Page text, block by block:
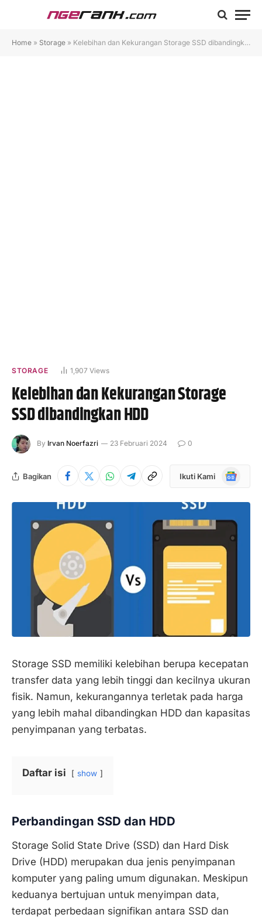
Home » Storage » Kelebihan dan Kekurangan Storage SSD dibandingkan HDD
STORAGE 1,907Views
Kelebihan dan Kekurangan Storage
SSD dibandingkan HDD
By Irvan Noerfazri 23 Februari 2024 0
Bagikan Ikuti Kami
Google
Storage SSD memiliki kelebihan berupa kecepatan
transfer data yang lebih tinggi dan kecilnya ukuran
fisik. Namun, kekurangannya terletak pada harga
yang lebih mahal dibandingkan HDD dan kapasitas
penyimpanan yang terbatas.
Daftar isi show
Perbandingan SSD dan HDD
Storage Solid State Drive (SSD) dan Hard Disk
Drive (HDD) merupakan dua jenis penyimpanan
komputer yang paling umum digunakan. Meskipun
keduanya bertujuan untuk menyimpan data,
terdapat perbedaan signifikan antara SSD dan